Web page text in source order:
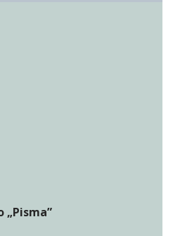
„Pisma”